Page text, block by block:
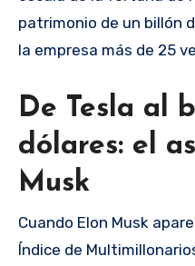
patrimonio de un billón
la empresa más de 25
De Tesla al
dólares: el
Musk
Cuando Elon Musk
Índice de